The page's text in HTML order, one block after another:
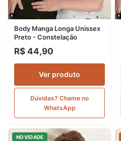
Body Manga Longa Unissex
Preto - Constelação
R$ 44,90
Ver produto
Dúvidas? Chame no
WhatsApp
NOVIDADE